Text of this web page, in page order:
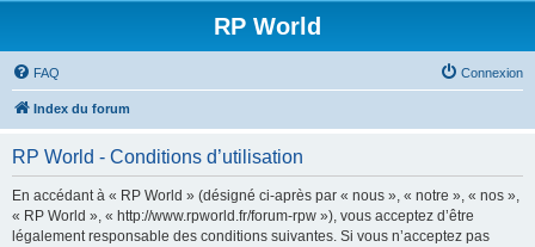
RP World
FAQ Connexion
Index du forum
RP World - Conditions d’utilisation
En accédant à « RP World » (désigné ci-après par « nous », « notre », « nos »,
« RP World », « http://www.rpworld.fr/forum-rpw »), vous acceptez d’être
légalement responsable des conditions suivantes. Si vous n’acceptez pas